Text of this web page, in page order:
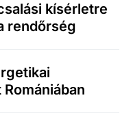
kísérletre
rendőrség